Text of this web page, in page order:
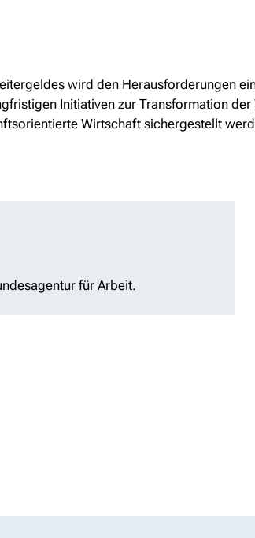
wird den Herausforderungen
Initiativen zur Transformation
Wirtschaft sichergestellt
für Arbeit.